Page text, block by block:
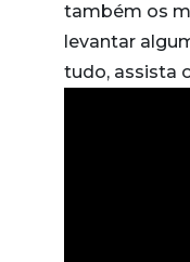
também os
levantar
tudo, assista